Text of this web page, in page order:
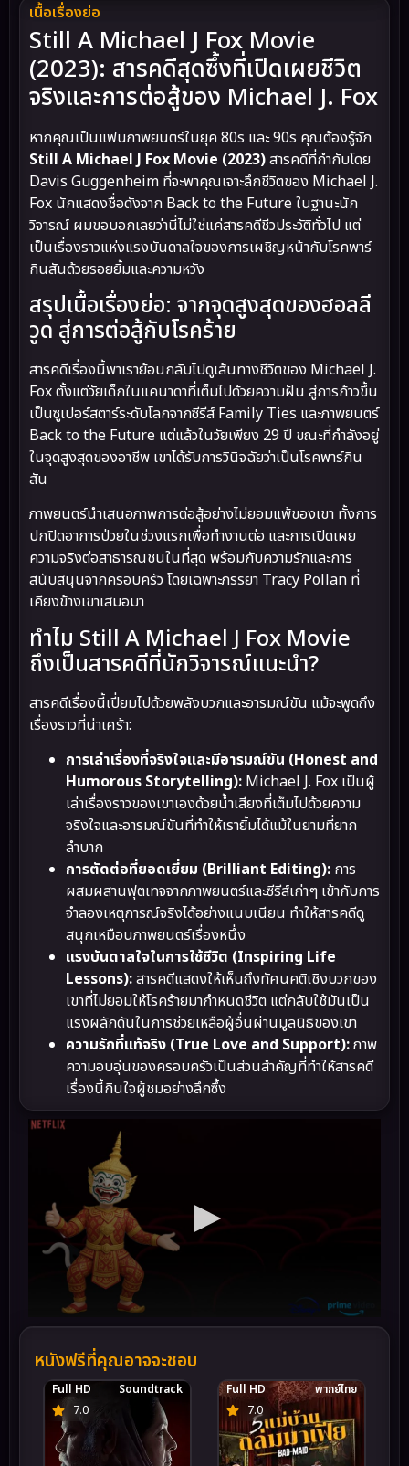
เนื้อเรื่องย่อ
Still A Michael J Fox Movie
(2023): สารคดีสุดซึ้งที่เปิดเผยชีวิต
จริงและการต่อสู้ของ Michael J. Fox
หากคุณเป็นแฟนภาพยนตร์ในยุค 80s และ 90s คุณต้องรู้จัก
Still A Michael J Fox Movie (2023)สารคดีที่กำกับโดย
Davis Guggenheim ที่จะพาคุณเจาะลึกชีวิตของ Michael J.
Fox นักแสดงชื่อดังจาก Back to the Future ในฐานะนัก
วิจารณ์ ผมขอบอกเลยว่านี่ไม่ใช่แค่สารคดีชีวประวัติทั่วไป แต่
เป็นเรื่องราวแห่งแรงบันดาลใจของการเผชิญหน้ากับโรคพาร์
กินสันด้วยรอยยิ้มและความหวัง
สรุปเนื้อเรื่องย่อ: จากจุดสูงสุดของฮอลลี
วูด สู่การต่อสู้กับโรคร้าย
สารคดีเรื่องนี้พาเราย้อนกลับไปดูเส้นทางชีวิตของ Michael J.
Fox ตั้งแต่วัยเด็กในแคนาดาที่เต็มไปด้วยความฝัน สู่การก้าวขึ้น
เป็นซูเปอร์สตาร์ระดับโลกจากซีรีส์ Family Ties และภาพยนตร์
Back to the Future แต่แล้วในวัยเพียง 29 ปี ขณะที่กำลังอยู่
ในจุดสูงสุดของอาชีพ เขาได้รับการวินิจฉัยว่าเป็นโรคพาร์กิน
สัน
ภาพยนตร์นำเสนอภาพการต่อสู้อย่างไม่ยอมแพ้ของเขา ทั้งการ
ปกปิดอาการป่วยในช่วงแรกเพื่อทำงานต่อ และการเปิดเผย
ความจริงต่อสาธารณชนในที่สุด พร้อมกับความรักและการ
สนับสนุนจากครอบครัว โดยเฉพาะภรรยา Tracy Pollan ที่
เคียงข้างเขาเสมอมา
ทำไม Still A Michael J Fox Movie
ถึงเป็นสารคดีที่นักวิจารณ์แนะนำ?
สารคดีเรื่องนี้เปี่ยมไปด้วยพลังบวกและอารมณ์ขัน แม้จะพูดถึง
เรื่องราวที่น่าเศร้า:
การเล่าเรื่องที่จริงใจและมีอารมณ์ขัน (Honest and
Humorous Storytelling): Michael J. Fox เป็นผู้
เล่าเรื่องราวของเขาเองด้วยน้ำเสียงที่เต็มไปด้วยความ
จริงใจและอารมณ์ขันที่ทำให้เรายิ้มได้แม้ในยามที่ยาก
ลำบาก
การตัดต่อที่ยอดเยี่ยม (Brilliant Editing): การ
ผสมผสานฟุตเทจจากภาพยนตร์และซีรีส์เก่าๆ เข้ากับการ
จำลองเหตุการณ์จริงได้อย่างแนบเนียน ทำให้สารคดีดู
สนุกเหมือนภาพยนตร์เรื่องหนึ่ง
แรงบันดาลใจในการใช้ชีวิต (Inspiring Life
Lessons):สารคดีแสดงให้เห็นถึงทัศนคติเชิงบวกของ
เขาที่ไม่ยอมให้โรคร้ายมากำหนดชีวิต แต่กลับใช้มันเป็น
แรงผลักดันในการช่วยเหลือผู้อื่นผ่านมูลนิธิของเขา
ความรักที่แท้จริง (True Love and Support):ภาพ
ความอบอุ่นของครอบครัวเป็นส่วนสำคัญที่ทำให้สารคดี
เรื่องนี้กินใจผู้ชมอย่างลึกซึ้ง
หนังฟรีที่คุณอาจจะชอบ
7.0
Full HD
Soundtrack
7.0
Full HD พากย์ไทย